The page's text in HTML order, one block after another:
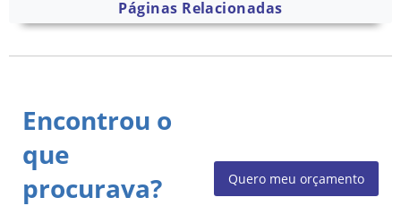
Páginas Relacionadas
Encontrou o
que
procurava?
Quero meu orçamento